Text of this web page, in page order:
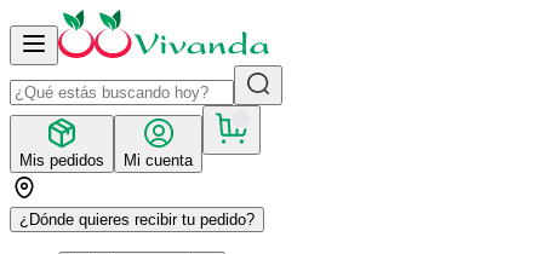
Mis pedidos Mi cuenta
¿Dónde quieres recibir tu pedido?